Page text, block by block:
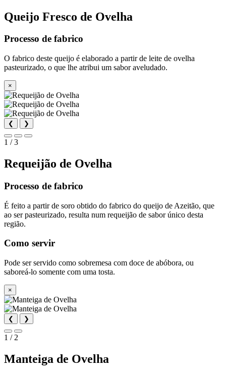
Queijo Fresco de Ovelha
Processo de fabrico
O fabrico deste queijo é elaborado a partir de leite de ovelha
pasteurizado, o que lhe atribui um sabor aveludado.
×
❮ ❯
1 / 3
Requeijão de Ovelha
Processo de fabrico
É feito a partir de soro obtido do fabrico do queijo de Azeitão, que
ao ser pasteurizado, resulta num requeijão de sabor único desta
região.
Como servir
Pode ser servido como sobremesa com doce de abóbora, ou
saboreá-lo somente com uma tosta.
×
❮ ❯
1 / 2
Manteiga de Ovelha